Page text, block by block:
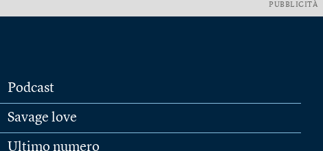
PUBBLICITÀ
Podcast
Savage love
Ultimo numero